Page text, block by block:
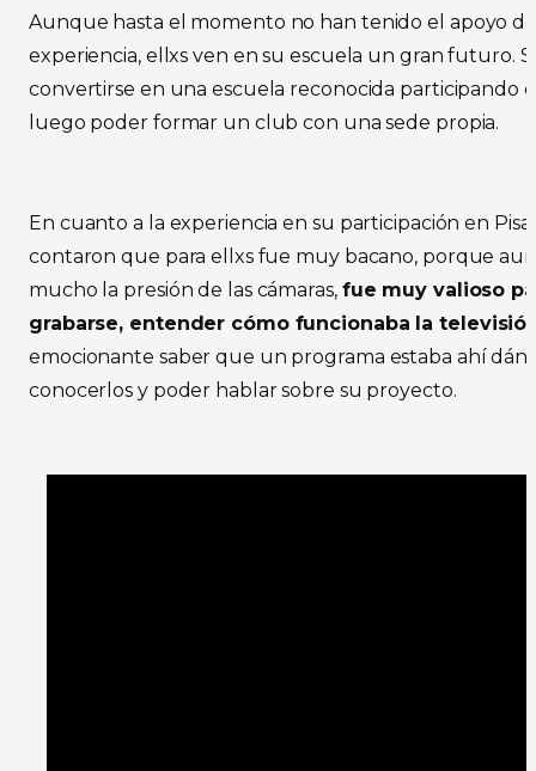
Aunque hasta el momento no han tenido el apoyo
experiencia, ellxs ven en su escuela un gran futuro.
convertirse en una escuela reconocida participando
luego poder formar un club con una sede propia.
En cuanto a la experiencia en su participación en
contaron que para ellxs fue muy bacano, porque
mucho la presión de las cámaras, fue muy valioso
grabarse, entender cómo funcionaba la
emocionante saber que un programa estaba ahí
conocerlos y poder hablar sobre su proyecto.